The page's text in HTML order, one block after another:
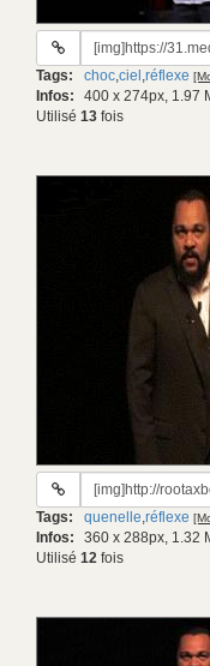
URL
gif:
Tags: choc,ciel ,réflexe
Infos: 400 x 274px, 1.97
Utilisé 13 fois
URL
gif:
Tags: quenelle,réflexe
Infos: 360 x 288px, 1.32
Utilisé 12 fois